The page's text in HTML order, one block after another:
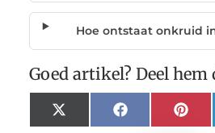
Hoe ontstaat onkruid
Goed artikel? Deel hem
X
(Twitter)
Facebook